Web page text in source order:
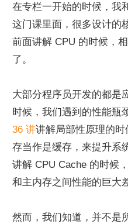
在专栏一开始的时候，我
这门课里面，很多设计的
前面讲解 CPU 的时候，
了。
大部分程序员开发的都是
时候，我们遇到的性能瓶
36 讲讲解局部性原理的
存当作是缓存，来提升系
讲解 CPU Cache 的时候
和主内存之间性能的巨大
然而，我们知道，并不是